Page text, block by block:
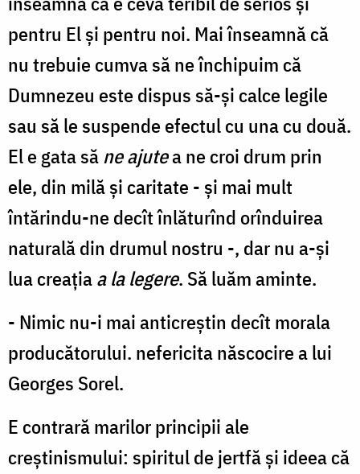
pentru El şi pentru noi. Mai înseamnă că
nu trebuie cumva să ne închipuim că
Dumnezeu este dispus să-şi calce legile
sau să le suspende efectul cu una cu două.
El e gata săne ajutea ne croi drum prin
ele, din milă şi caritate - şi mai mult
întărindu-ne decît înlăturînd orînduirea
naturală din drumul nostru -, dar nu a-şi
lua creaţiaa la legere. Să luăm aminte.
- Nimic nu-i mai anticreştin decît morala
producătorului. nefericita născocire a lui
Georges Sorel.
E contrară marilor principii ale
creştinismului: spiritul de jertfă şi ideea că